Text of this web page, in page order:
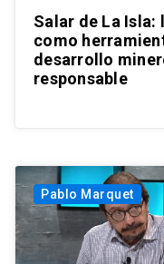
Salar de La Isla:
como
desarrollo
responsable
Pablo Marquet